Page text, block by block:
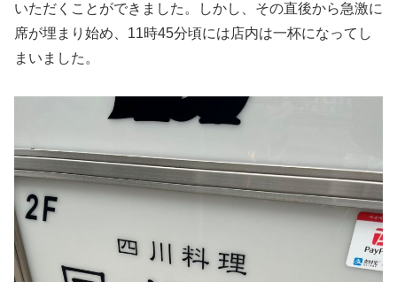
いただくことができました。しかし、その直後から急激に
席が埋まり始め、11時45分頃には店内は一杯になってし
まいました。